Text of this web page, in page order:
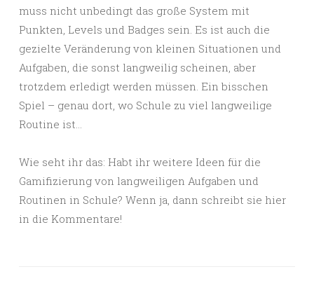
muss nicht unbedingt das große System mit
Punkten, Levels und Badges sein. Es ist auch die
gezielte Veränderung von kleinen Situationen und
Aufgaben, die sonst langweilig scheinen, aber
trotzdem erledigt werden müssen. Ein bisschen
Spiel – genau dort, wo Schule zu viel langweilige
Routine ist…
Wie seht ihr das: Habt ihr weitere Ideen für die
Gamifizierung von langweiligen Aufgaben und
Routinen in Schule? Wenn ja, dann schreibt sie hier
in die Kommentare!